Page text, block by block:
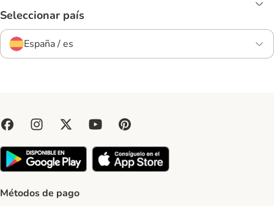
Seleccionar país
España / es
Métodos de pago